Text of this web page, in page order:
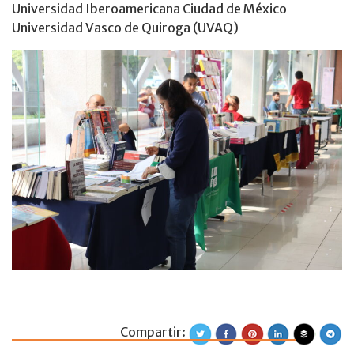
Universidad Iberoamericana Ciudad de México
Universidad Vasco de Quiroga (UVAQ)
Compartir: